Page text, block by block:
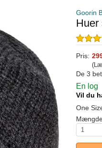
Goorin
Huer
Pris:
De 3
En log
Vil du
One